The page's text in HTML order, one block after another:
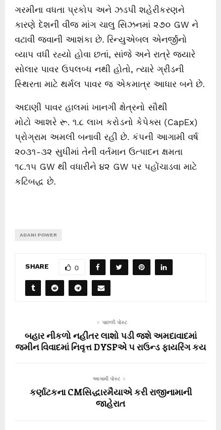
ગરમીના વધતા પ્રકોપ અને ઝડપી શહેરીકરણને
કારણે દેશની વીજ માંગ ચાલુ સિઝનમાં ૨૭૦ GW ને
વટાવી જવાની આશંકા છે. રિન્યુએબલ એનર્જીનો
વ્યાપ વધી રહ્યો હોવા છતાં, સાંજે અને રાત્રે જ્યારે
સોલાર પાવર ઉપલબ્ધ નથી હોતો, ત્યારે ગ્રીડની
સ્થિરતા માટે થર્મલ પાવર જ એકમાત્ર આધાર બને છે.
અદાણી પાવર હાલમાં ખાનગી ક્ષેત્રનો સૌથી
મોટો આશરે રૂ. ૧.૮ લાખ કરોડનો કેપેક્સ (CapEx)
પ્રોગ્રામ અમલી બનાવી રહી છે. કંપની આગામી વર્ષ
૨૦૩૧-૩૨ સુધીમાં તેની વર્તમાન ઉત્પાદન ક્ષમતા
૧૮.૧૫ GW થી વધારીને ૪૨ GW પર પહોંચાડવા માટે
કટિબદ્ધ છે.
ADANI POWER
SHARE 0
પાછલી પોસ્ટ
બહાર નીકળો નહીંતર લાશો પડી જશે અમદાવાદમાં
જમીન વિવાદમાં નિવૃત્ત DYSPએ ૫ રાઉન્ડ ફાયરિંગ કય
આગામી પોસ્ટ
કર્ણાટકના CMસિદ્ધારમૈયાએ કરી રાજીનામાની
જાહેરાત